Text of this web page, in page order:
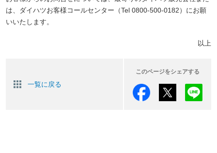
は、ダイハツお客様コールセンター（Tel 0800-500-0182）にお願
いいたします。
以上
一覧に戻る
このページをシェアする